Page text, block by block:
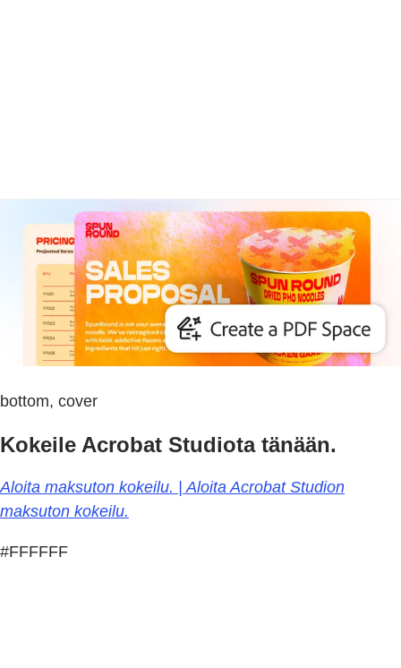
bottom, cover
Kokeile Acrobat Studiota tänään.
Aloita maksuton kokeilu. | Aloita Acrobat Studion
maksuton kokeilu.
#FFFFFF